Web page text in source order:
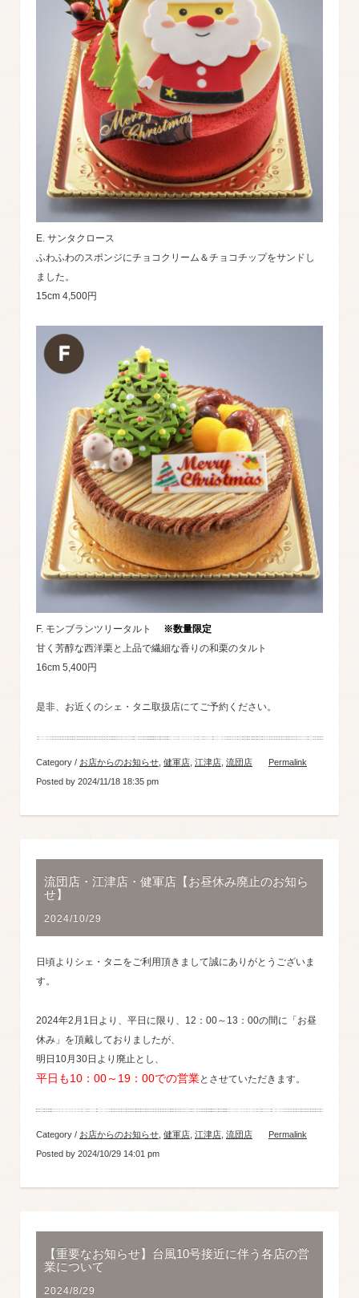
E. サンタクロース
ふわふわのスポンジにチョコクリーム＆チョコチップをサンドし
ました。
15cm 4,500円
F. モンブランツリータルト ※数量限定
甘く芳醇な西洋栗と上品で繊細な香りの和栗のタルト
16cm 5,400円
是非、お近くのシェ・タニ取扱店にてご予約ください。
Category / お店からのお知らせ 健軍店 江津店 流団店
Permalink
Posted by 2024/11/18 18:35 pm
流団店・江津店・健軍店【お昼休み廃止のお知ら
せ】
2024/10/29
日頃よりシェ・タニをご利用頂きまして誠にありがとうございま
す。
2024年2月1日より、平日に限り、12：00～13：00の間に「お昼
休み」を頂戴しておりましたが、
明日10月30日より廃止とし、
平日も10：00～19：00での営業とさせていただきます。
Category / お店からのお知らせ 健軍店 江津店 流団店
Permalink
Posted by 2024/10/29 14:01 pm
【重要なお知らせ】台風10号接近に伴う各店の営
業について
2024/8/29